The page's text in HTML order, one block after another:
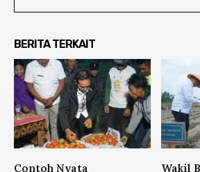
BERITA TERKAIT
Contoh Nyata Wakil